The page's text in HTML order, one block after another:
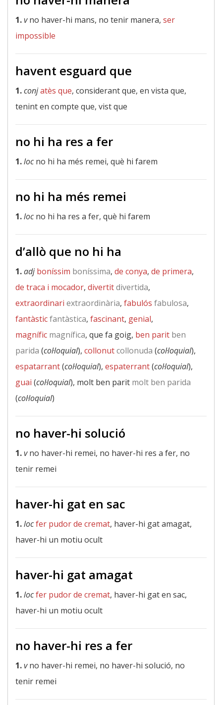
1.vno haver-hi mans, no tenir manera, ser
impossible
havent esguard que
1.conjatès que, considerant que, en vista que,
tenint en compte que, vist que
no hi ha res a fer
1.locno hi ha més remei, què hi farem
no hi ha més remei
1.locno hi ha res a fer, què hi farem
d’allò que no hi ha
1.adj boníssim boníssima, de conya, de primera,
de traca i mocador, divertitdivertida,
extraordinari extraordinària, fabulós fabulosa,
fantàsticfantàstica, fascinant, genial,
magnífic magnífica, que fa goig, ben parit ben
parida (col·loquial), collonutcollonuda (col·loquial),
espatarrant(col·loquial), espaterrant(col·loquial),
guai (col·loquial), molt ben parit molt ben parida
(col·loquial)
no haver-hi solució
1.vno haver-hi remei, no haver-hi res a fer, no
tenir remei
haver-hi gat en sac
1.locfer pudor de cremat, haver-hi gat amagat,
haver-hi un motiu ocult
haver-hi gat amagat
1.locfer pudor de cremat, haver-hi gat en sac,
haver-hi un motiu ocult
no haver-hi res a fer
1.vno haver-hi remei, no haver-hi solució, no
tenir remei